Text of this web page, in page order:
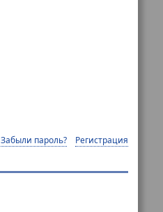
Забыли пароль? Регистрация